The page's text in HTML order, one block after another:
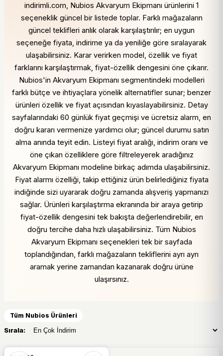
indirimli.com, Nubios Akvaryum Ekipmanı ürünlerini 1
seçeneklik güncel bir listede toplar. Farklı mağazaların
güncel teklifleri anlık olarak karşılaştırılır; en uygun
seçeneğe fiyata, indirime ya da yeniliğe göre sıralayarak
ulaşabilirsiniz. Karar verirken model, özellik ve fiyat
farklarını karşılaştırmak, fiyat-özellik dengesini öne çıkarır.
Nubios'in Akvaryum Ekipmanı segmentindeki modelleri
farklı bütçe ve ihtiyaçlara yönelik alternatifler sunar; benzer
ürünleri özellik ve fiyat açısından kıyaslayabilirsiniz. Detay
sayfalarındaki 60 günlük fiyat geçmişi ve ücretsiz alarm, en
doğru kararı vermenize yardımcı olur; güncel durumu satın
alma anında teyit edin. Listeyi fiyat aralığı, indirim oranı ve
öne çıkan özelliklere göre filtreleyerek aradığınız
Akvaryum Ekipmanı modeline birkaç adımda ulaşabilirsiniz.
Fiyat alarmı özelliği, takip ettiğiniz ürün belirlediğiniz fiyata
indiğinde sizi uyararak doğru zamanda alışveriş yapmanızı
sağlar. Ürünleri karşılaştırma ekranında bir araya getirip
fiyat-özellik dengesini tek bakışta değerlendirebilir, en
doğru tercihe daha hızlı ulaşabilirsiniz. Tüm Nubios
Akvaryum Ekipmanı seçenekleri tek bir sayfada
toplandığından, farklı mağazaların tekliflerini ayrı ayrı
aramak yerine zamandan kazanarak doğru ürüne
ulaşırsınız.
Tüm Nubios Ürünleri
Sırala: